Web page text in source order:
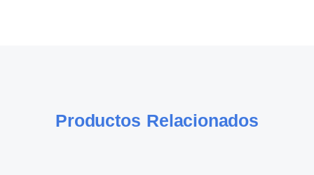
Productos Relacionados